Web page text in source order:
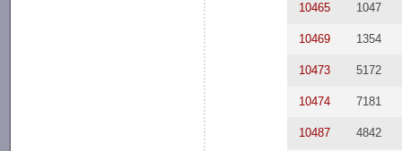
10465 1047
10469 1354
10473 5172
10474 7181
10487 4842